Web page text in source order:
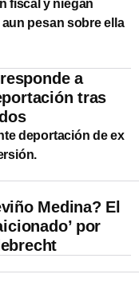
fiscal y niegan
pesan sobre ella
a
tras
deportación de ex
Medina? El
por